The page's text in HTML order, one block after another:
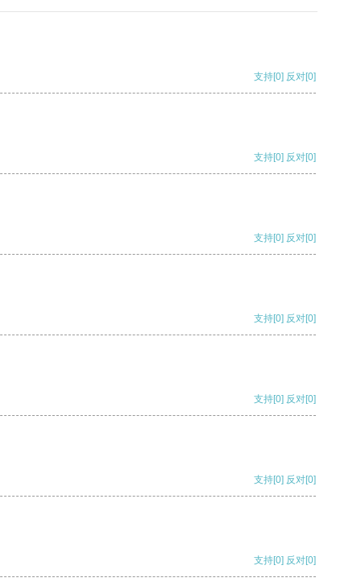
支持[0] 反对[0]
支持[0] 反对[0]
支持[0] 反对[0]
支持[0] 反对[0]
支持[0] 反对[0]
支持[0] 反对[0]
支持[0] 反对[0]